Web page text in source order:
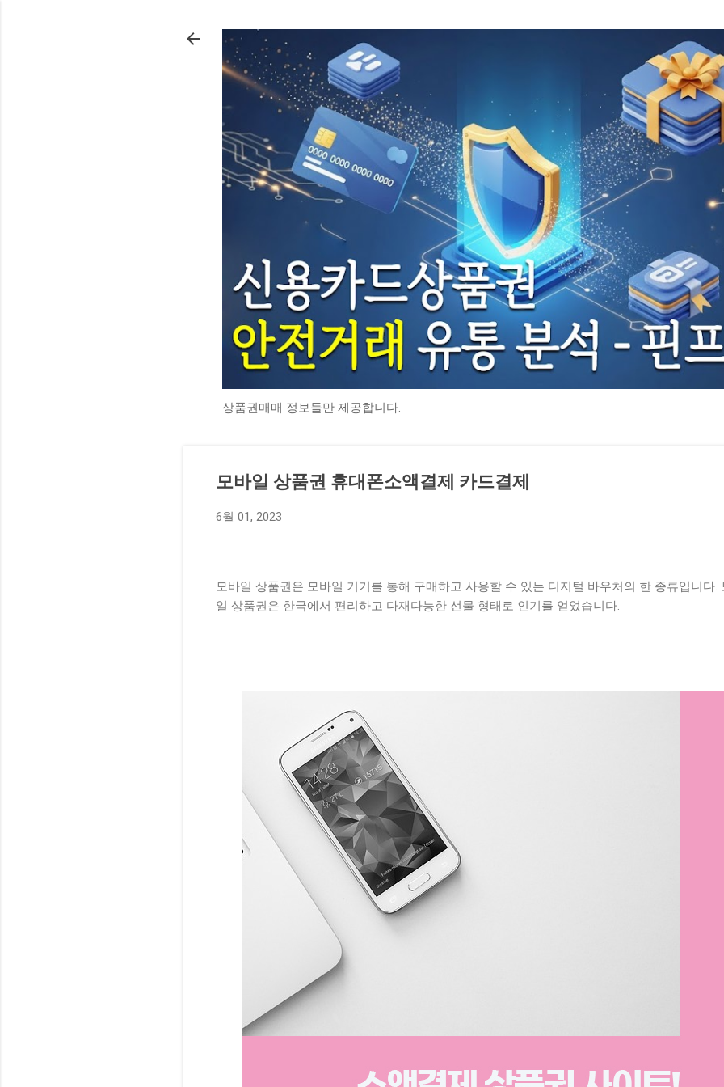
상품권매매 정보들만 제공합니다.
모바일 상품권 휴대폰소액결제 카드결제
6월 01, 2023
모바일 상품권은 모바일 기기를 통해 구매하고 사용할 수 있는 디지털 바우처의 한 종류입니다.
일 상품권은 한국에서 편리하고 다재다능한 선물 형태로 인기를 얻었습니다.